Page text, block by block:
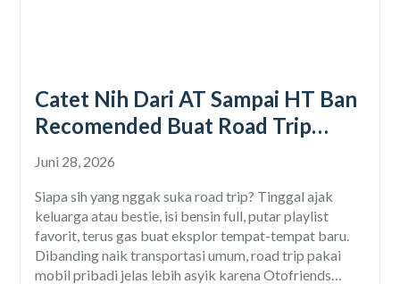
Catet Nih Dari AT Sampai HT Ban
Recomended Buat Road Trip
Mobil
Juni 28, 2026
Siapa sih yang nggak suka road trip? Tinggal ajak
keluarga atau bestie, isi bensin full, putar playlist
favorit, terus gas buat eksplor tempat-tempat baru.
Dibanding naik transportasi umum, road trip pakai
mobil pribadi jelas lebih asyik karena Otofriends